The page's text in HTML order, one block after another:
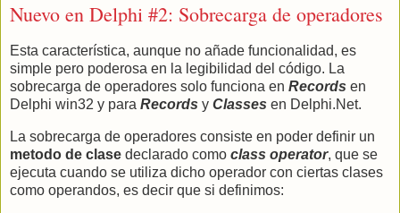
Nuevo en Delphi #2: Sobrecarga de operadores
Esta característica, aunque no añade funcionalidad, es
simple pero poderosa en la legibilidad del código. La
sobrecarga de operadores solo funciona en Records en
Delphi win32 y para Records y Classes en Delphi.Net.
La sobrecarga de operadores consiste en poder definir un
metodo de clase declarado como class operator, que se
ejecuta cuando se utiliza dicho operador con ciertas clases
como operandos, es decir que si definimos: